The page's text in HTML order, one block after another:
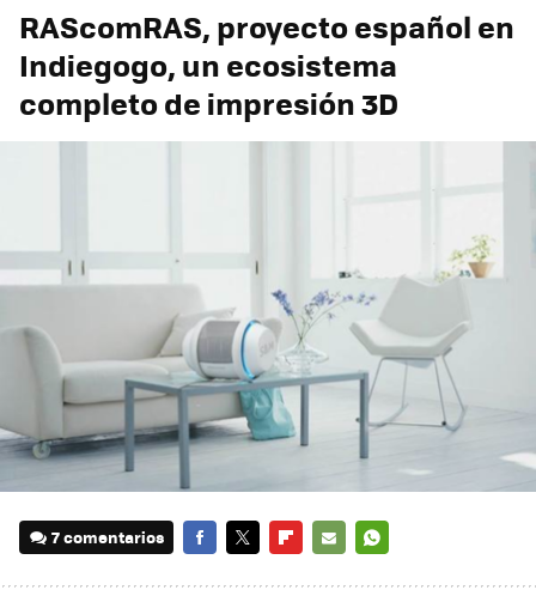
RAScomRAS, proyecto español en
Indiegogo, un ecosistema
completo de impresión 3D
7 comentarios